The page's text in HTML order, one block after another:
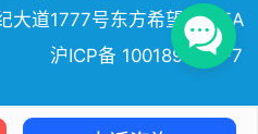
大道1777号东方希望大厦5A
沪ICP备 10018957号-7